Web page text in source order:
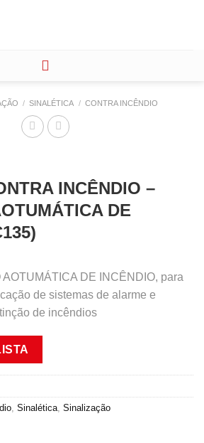
/ SINALÉTICA / CONTRA INCÊNDIO
INCÊNDIO –
DE
DE INCÊNDIO, para
de sistemas de alarme e
de incêndios
Sinalética Sinalização